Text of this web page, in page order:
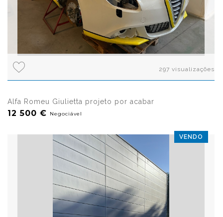
297 visualizações
Alfa Romeu Giulietta projeto por acabar
12 500 € Negociável
VENDO